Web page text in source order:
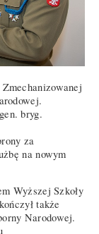
bryg.
za
na nowym
Wyższej Szkoły
także
Narodowej.